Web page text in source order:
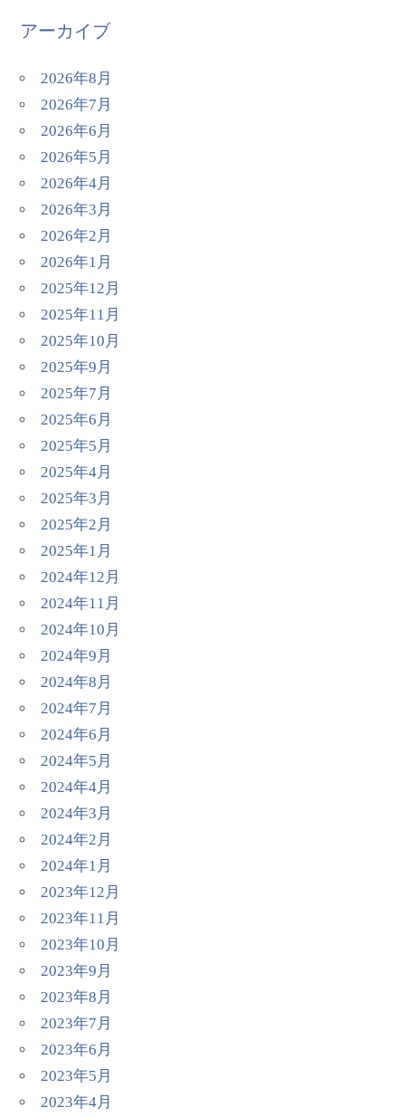
アーカイブ
2026年8月
2026年7月
2026年6月
2026年5月
2026年4月
2026年3月
2026年2月
2026年1月
2025年12月
2025年11月
2025年10月
2025年9月
2025年7月
2025年6月
2025年5月
2025年4月
2025年3月
2025年2月
2025年1月
2024年12月
2024年11月
2024年10月
2024年9月
2024年8月
2024年7月
2024年6月
2024年5月
2024年4月
2024年3月
2024年2月
2024年1月
2023年12月
2023年11月
2023年10月
2023年9月
2023年8月
2023年7月
2023年6月
2023年5月
2023年4月